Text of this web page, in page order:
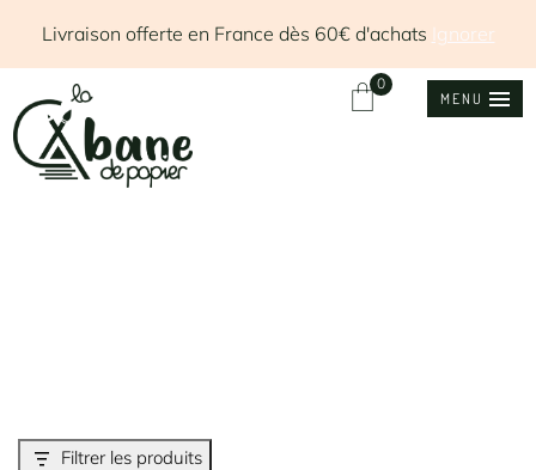
Livraison offerte en France dès 60€ d'achats Ignorer
MENU
0
Filtrer les produits